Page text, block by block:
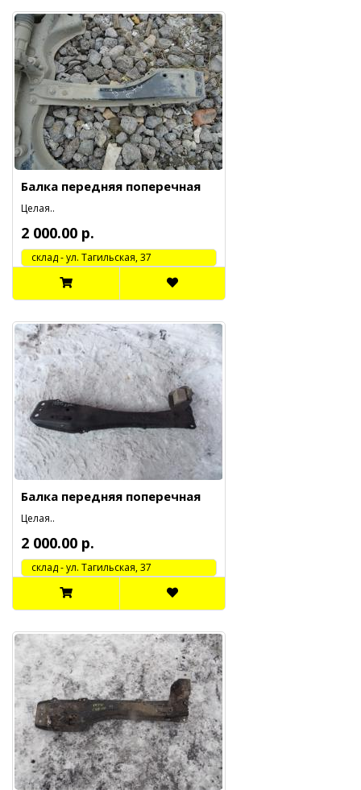
Балка передняя поперечная
Целая..
2 000.00 р.
cклад - ул. Тагильская, 37
Балка передняя поперечная
Целая..
2 000.00 р.
cклад - ул. Тагильская, 37